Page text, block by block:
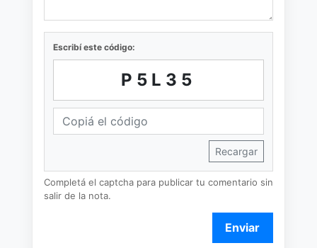
Escribí este código:
P5L35
Recargar
Completá el captcha para publicar tu comentario sin
salir de la nota.
Enviar